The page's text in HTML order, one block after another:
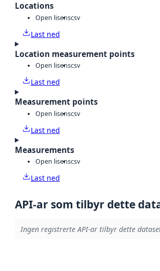
Locations
Open lisenscsv
Last ned
Location measurement points
Open lisenscsv
Last ned
Measurement points
Open lisenscsv
Last ned
Measurements
Open lisenscsv
Last ned
API-ar som tilbyr dette
Ingen registrerte API-ar tilbyr dette